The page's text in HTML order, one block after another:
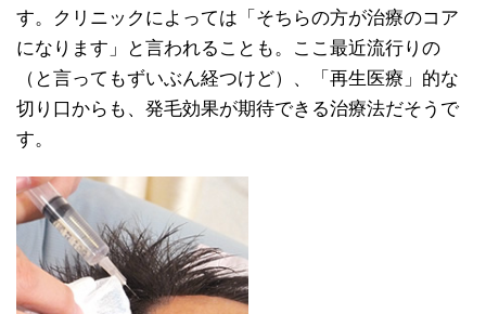
す。クリニックによっては「そちらの方が治療のコア
になります」と言われることも。ここ最近流行りの
（と言ってもずいぶん経つけど）、「再生医療」的な
切り口からも、発毛効果が期待できる治療法だそうで
す。